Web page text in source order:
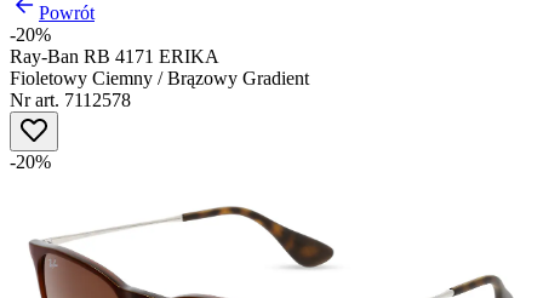
Powrót
-20%
Ray-Ban RB 4171 ERIKA
Fioletowy Ciemny / Brązowy Gradient
Nr art. 7112578
-20%